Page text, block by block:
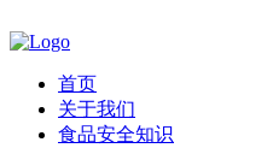
首页
关于我们
食品安全知识